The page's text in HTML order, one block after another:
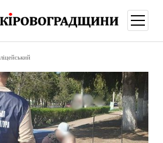
меню